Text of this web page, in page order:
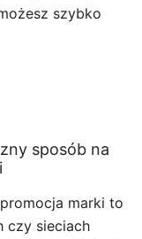
szybko
sposób na
marki to
czy sieciach